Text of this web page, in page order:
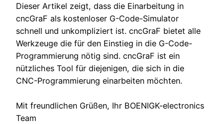
Dieser Artikel zeigt, dass die Einarbeitung in
cncGraF als kostenloser G-Code-Simulator
schnell und unkompliziert ist. cncGraF bietet alle
Werkzeuge die für den Einstieg in die G-Code-
Programmierung nötig sind. cncGraF ist ein
nützliches Tool für diejenigen, die sich in die
CNC-Programmierung einarbeiten möchten.
Mit freundlichen Grüßen, Ihr BOENIGK-electronics
Team